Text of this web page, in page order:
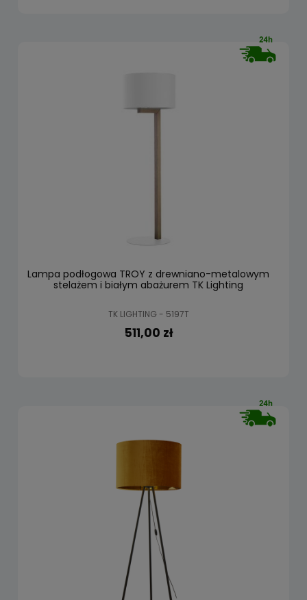
Lampa podłogowa TROY z drewniano-metalowym
stelażem i białym abażurem TK Lighting
TK LIGHTING - 5197T
511,00 zł